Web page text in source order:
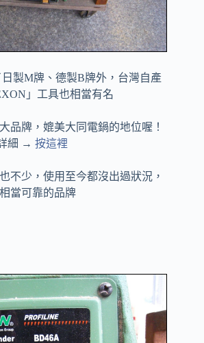
製M牌、德製B牌外，台灣自產
」工具也相當有名
品牌，媲美大同電鍋的地位喔！
細 →按這裡
不少，使用至今都沒出過狀況，
當可靠的品牌